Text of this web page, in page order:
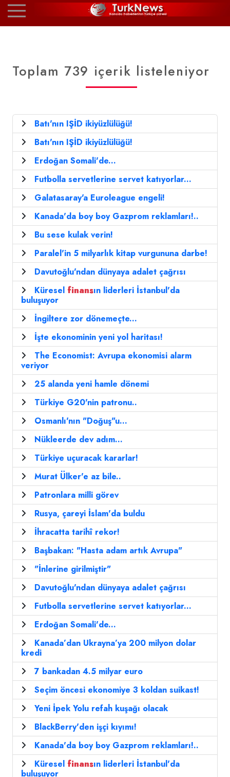
Toplam 739 içerik listeleniyor
Batı'nın IŞİD ikiyüzlülüğü!
Batı'nın IŞİD ikiyüzlülüğü!
Erdoğan Somali'de...
Futbolla servetlerine servet katıyorlar...
Galatasaray'a Euroleague engeli!
Kanada'da boy boy Gazprom reklamları!..
Bu sese kulak verin!
Paralel'in 5 milyarlık kitap vurgununa darbe!
Davutoğlu'ndan dünyaya adalet çağrısı
Küresel finansın liderleri İstanbul'da
buluşuyor
İngiltere zor dönemeçte...
İşte ekonominin yeni yol haritası!
The Economist: Avrupa ekonomisi alarm
veriyor
25 alanda yeni hamle dönemi
Türkiye G20'nin patronu..
Osmanlı'nın "Doğuş"u...
Nükleerde dev adım...
Türkiye uçuracak kararlar!
Murat Ülker'e az bile..
Patronlara milli görev
Rusya, çareyi İslam'da buldu
İhracatta tarihî rekor!
Başbakan: "Hasta adam artık Avrupa"
"İnlerine girilmiştir"
Davutoğlu'ndan dünyaya adalet çağrısı
Futbolla servetlerine servet katıyorlar...
Erdoğan Somali'de...
Kanada’dan Ukrayna’ya 200 milyon dolar
kredi
7 bankadan 4.5 milyar euro
Seçim öncesi ekonomiye 3 koldan suikast!
Yeni İpek Yolu refah kuşağı olacak
BlackBerry'den işçi kıyımı!
Kanada'da boy boy Gazprom reklamları!..
Küresel finansın liderleri İstanbul'da
buluşuyor